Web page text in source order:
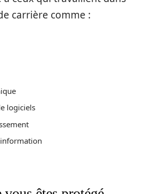
carrière comme :
logiciels